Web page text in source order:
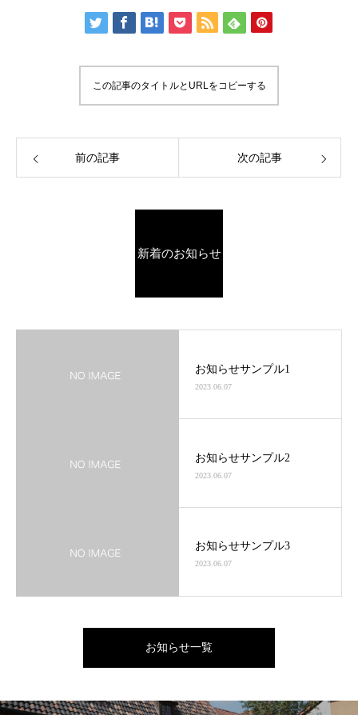
この記事のタイトルとURLをコピーする
前の記事 次の記事
新着のお知らせ
お知らせサンプル1
2023.06.07
お知らせサンプル2
2023.06.07
お知らせサンプル3
2023.06.07
お知らせ一覧